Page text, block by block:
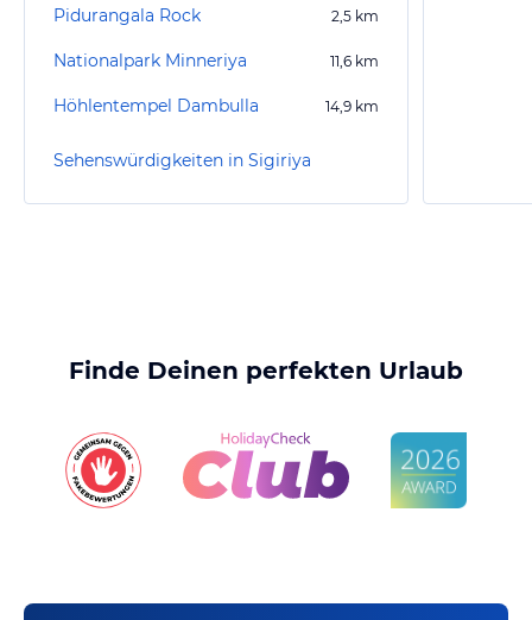
Pidurangala Rock 2,5 km
Nationalpark Minneriya 11,6 km
Höhlentempel Dambulla 14,9 km
Sehenswürdigkeiten in Sigiriya
Finde Deinen perfekten Urlaub